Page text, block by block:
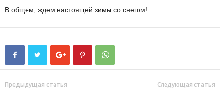
В общем, ждем настоящей зимы со снегом!
Предыдущая статья Следующая статья